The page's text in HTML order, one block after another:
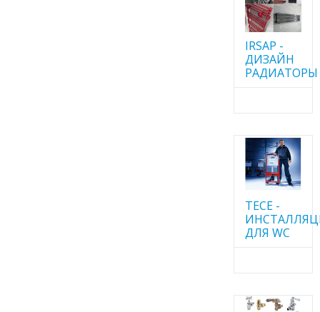
IRSAP -
ДИЗАЙН
РАДИАТОРЫ
TECE -
ДЛЯ WC